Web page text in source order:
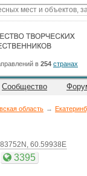
в 254 странах
Сообщество
область →
60.59938E
3395